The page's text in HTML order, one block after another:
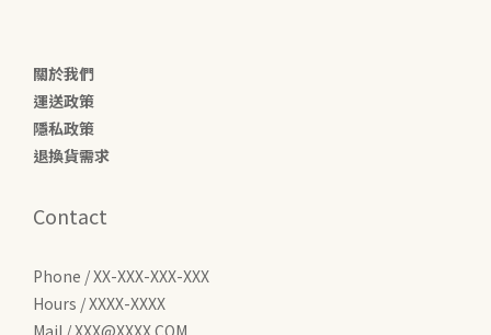
關於我們
運送政策
隱私政策
退換貨需求
Contact
Phone / XX-XXX-XXX-XXX
Hours / XXXX-XXXX
Mail / XXX@XXXX.COM